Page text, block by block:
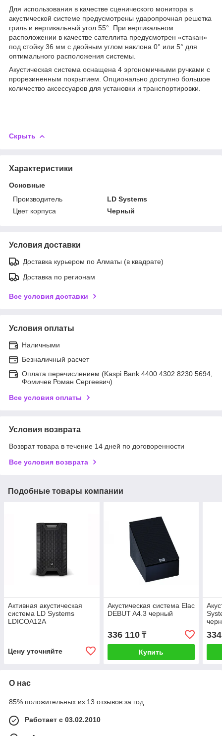
Для использования в качестве сценического монитора в
акустической системе предусмотрены ударопрочная решетка
гриль и вертикальный угол 55°. При вертикальном
расположении в качестве сателлита предусмотрен «стакан»
под стойку 36 мм с двойным углом наклона 0° или 5° для
оптимального расположения системы.
Акустическая система оснащена 4 эргономичными ручками с
прорезиненным покрытием. Опционально доступно большое
количество аксессуаров для установки и транспортировки.
Скрыть
Характеристики
Основные
Производитель
LD Systems
Цвет корпуса
Черный
Условия доставки
Доставка курьером по Алматы (в квадрате)
Доставка по регионам
Все условия доставки
Условия оплаты
Наличными
Безналичный расчет
Оплата перечислением (Kaspi Bank 4400 4302 8230 5694,
Фомичев Роман Сергеевич)
Все условия оплаты
Условия возврата
Возврат товара в течение 14 дней по договоренности
Все условия возврата
Подобные товары компании
Активная акустическая
система LD Systems
LDICOA12A
Цену уточняйте
Акустическая система Elac
DEBUT A4.3 черный
336 110₸
Купить
О нас
85% положительных из 13 отзывов за год
Работает с 03.02.2010